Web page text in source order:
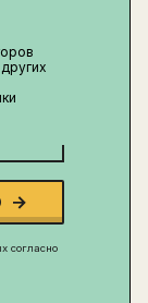
согласно